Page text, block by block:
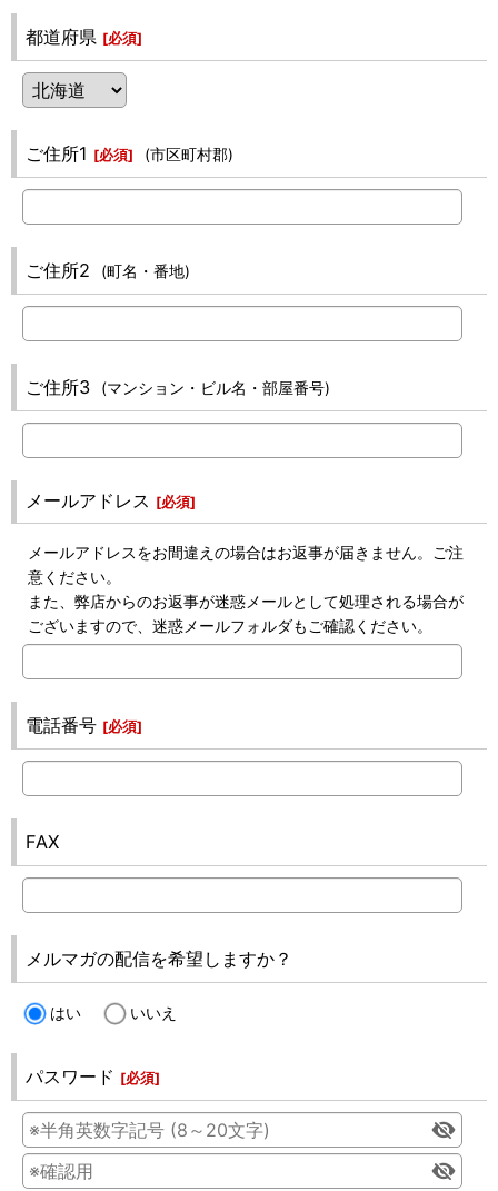
都道府県 [必須]
ご住所1 [必須] (市区町村郡)
ご住所2 (町名・番地)
ご住所3 (マンション・ビル名・部屋番号)
メールアドレス [必須]
メールアドレスをお間違えの場合はお返事が届きません。ご注
意ください。
また、弊店からのお返事が迷惑メールとして処理される場合が
ございますので、迷惑メールフォルダもご確認ください。
電話番号 [必須]
FAX
メルマガの配信を希望しますか？
はい いいえ
パスワード [必須]